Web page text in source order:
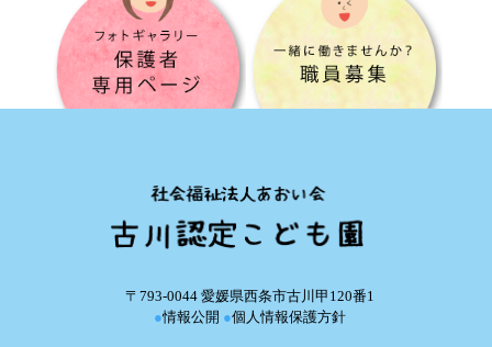
〒793-0044 愛媛県西条市古川甲120番1
●情報公開 ●個人情報保護方針